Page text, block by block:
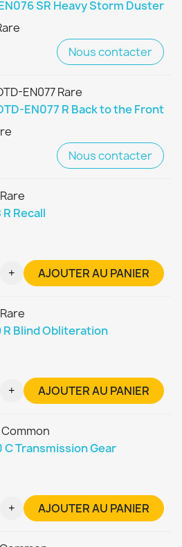
SR Heavy Storm Duster
Nous contacter
EN077 Rare
EN077 R Back to the Front
Nous contacter
Recall
+ AJOUTER AU PANIER
R Blind Obliteration
+ AJOUTER AU PANIER
C Transmission Gear
+ AJOUTER AU PANIER